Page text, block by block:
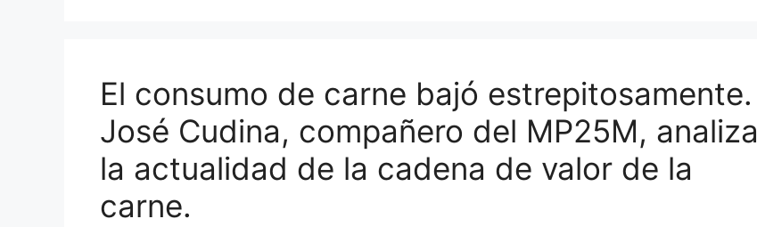
El consumo de carne bajó estrepitosamente.
José Cudina, compañero del MP25M, analiza
la actualidad de la cadena de valor de la
carne.